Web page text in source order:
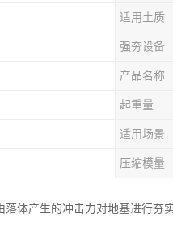
适用土质
强夯设备
产品名称
起重量
适用场景
压缩模量
体产生的冲击力对地基进行夯